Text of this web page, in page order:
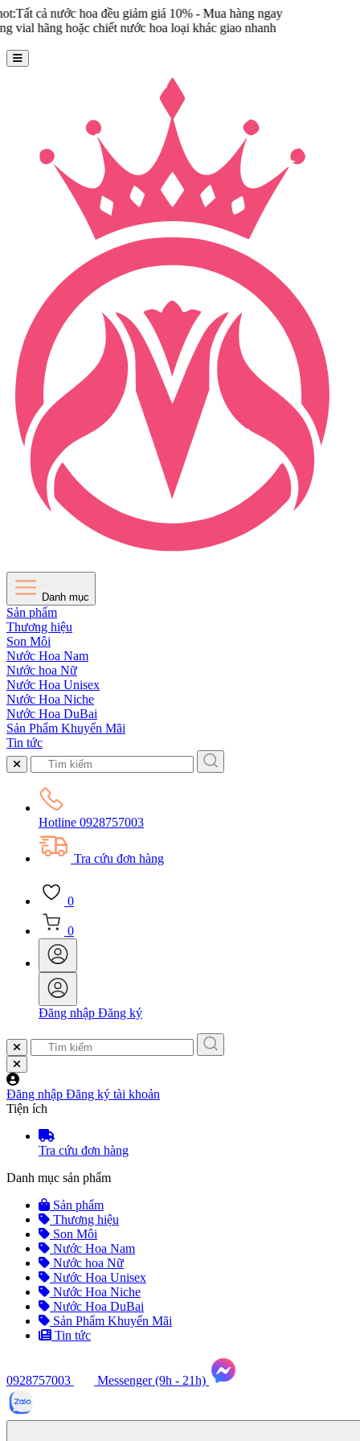
giảm giá 10% - Mua hàng ngay
nước hoa loại khác giao nhanh
Danh mục
Sản phẩm
Thương hiệu
Son Môi
Nước Hoa Nam
Nước hoa Nữ
Nước Hoa Unisex
Nước Hoa Niche
Nước Hoa DuBai
Sản Phẩm Khuyến Mãi
Tin tức
Hotline 0928757003
Tra cứu đơn hàng
0
0
Đăng nhập Đăng ký
Đăng nhập Đăng ký tài khoản
Tiện ích
Tra cứu đơn hàng
Danh mục sản phẩm
Sản phẩm
Thương hiệu
Son Môi
Nước Hoa Nam
Nước hoa Nữ
Nước Hoa Unisex
Nước Hoa Niche
Nước Hoa DuBai
Sản Phẩm Khuyến Mãi
Tin tức
0928757003
Messenger (9h - 21h)
Tư
vấn
ngay